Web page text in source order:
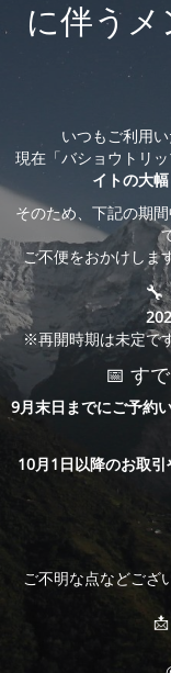
に伴う
いつもご利用
現在「バショウトリ
イトの大
そのため、下記の期
ご不便をおかけしま
🔧
※再開時期は未定で
📅 す
9月末日までにご予約
10月1日以降のお取
ご不明な点などござ
📩